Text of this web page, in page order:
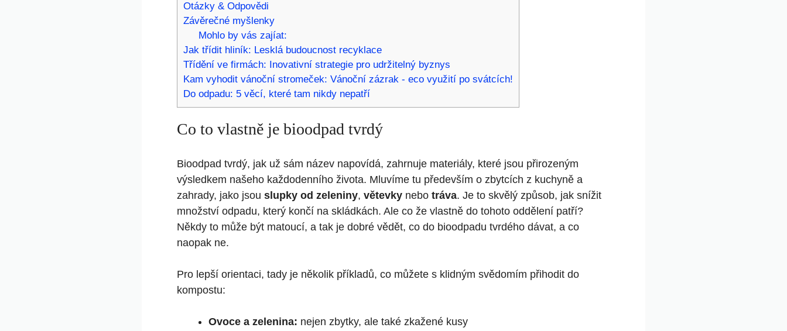
Otázky & Odpovědi
Závěrečné myšlenky
Mohlo by vás zajíat:
Jak třídit hliník: Lesklá budoucnost recyklace
Třídění ve firmách: Inovativní strategie pro udržitelný byznys
Kam vyhodit vánoční stromeček: Vánoční zázrak - eco využití po svátcích!
Do odpadu: 5 věcí, které tam nikdy nepatří
Co to vlastně je bioodpad tvrdý
Bioodpad tvrdý, jak už sám název napovídá, zahrnuje materiály, které jsou přirozeným
výsledkem našeho každodenního života. Mluvíme tu především o zbytcích z kuchyně a
zahrady, jako jsou slupky od zeleniny, větevky nebo tráva. Je to skvělý způsob, jak snížit
množství odpadu, který končí na skládkách. Ale co že vlastně do tohoto oddělení patří?
Někdy to může být matoucí, a tak je dobré vědět, co do bioodpadu tvrdého dávat, a co
naopak ne.
Pro lepší orientaci, tady je několik příkladů, co můžete s klidným svědomím přihodit do
kompostu:
Ovoce a zelenina: nejen zbytky, ale také zkažené kusy